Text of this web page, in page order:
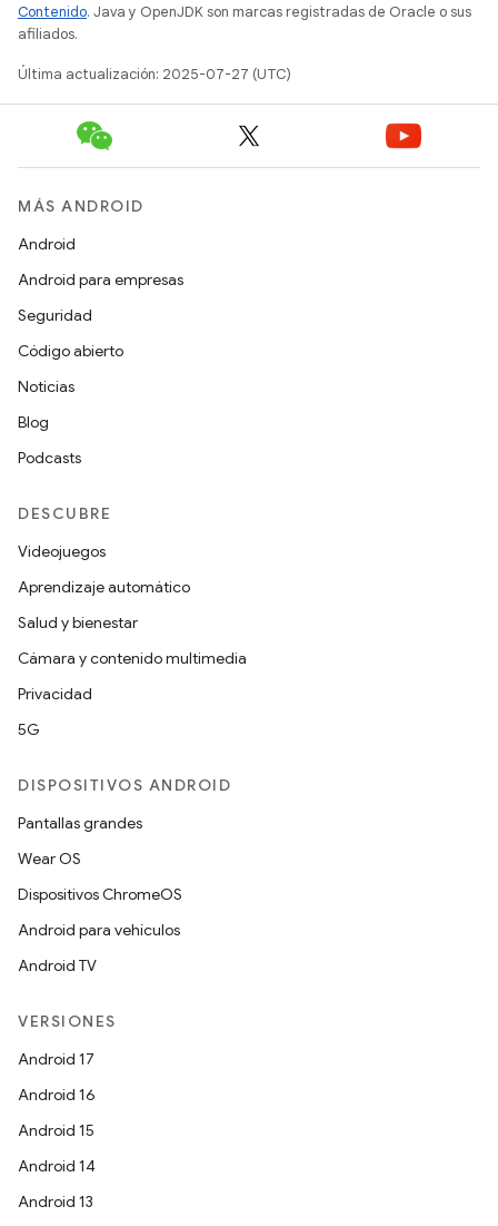
Contenido. Java y OpenJDK son marcas registradas de Oracle o sus
afiliados.
Última actualización: 2025-07-27 (UTC)
MÁS ANDROID
Android
Android para empresas
Seguridad
Código abierto
Noticias
Blog
Podcasts
DESCUBRE
Videojuegos
Aprendizaje automático
Salud y bienestar
Cámara y contenido multimedia
Privacidad
5G
DISPOSITIVOS ANDROID
Pantallas grandes
Wear OS
Dispositivos ChromeOS
Android para vehículos
Android TV
VERSIONES
Android 17
Android 16
Android 15
Android 14
Android 13